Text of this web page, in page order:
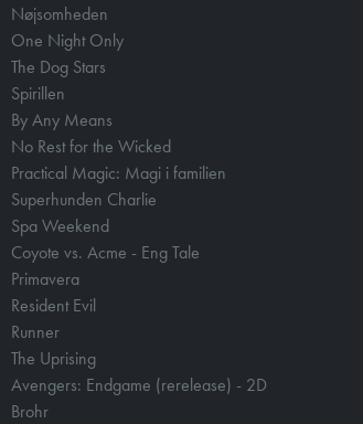
Nøjsomheden
One Night Only
The Dog Stars
Spirillen
By Any Means
No Rest for the Wicked
Practical Magic: Magi i familien
Superhunden Charlie
Spa Weekend
Coyote vs. Acme - Eng Tale
Primavera
Resident Evil
Runner
The Uprising
Avengers: Endgame (rerelease) - 2D
Brohr